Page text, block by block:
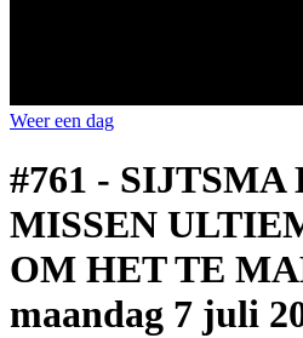
Weer een dag
#761 - SIJTSMA
MISSEN
OM HET TE
maandag 7 juli